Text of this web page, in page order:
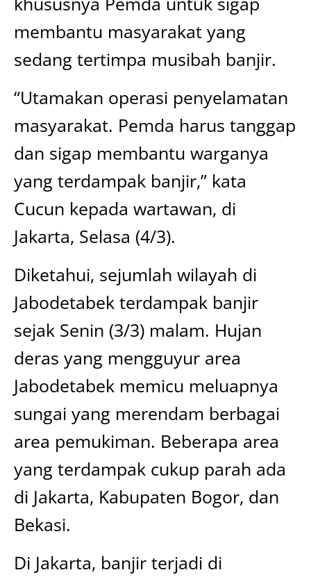
membantu masyarakat yang
sedang tertimpa musibah banjir.
“Utamakan operasi penyelamatan
masyarakat. Pemda harus tanggap
dan sigap membantu warganya
yang terdampak banjir,” kata
Cucun kepada wartawan, di
Jakarta, Selasa (4/3).
Diketahui, sejumlah wilayah di
Jabodetabek terdampak banjir
sejak Senin (3/3) malam. Hujan
deras yang mengguyur area
Jabodetabek memicu meluapnya
sungai yang merendam berbagai
area pemukiman. Beberapa area
yang terdampak cukup parah ada
di Jakarta, Kabupaten Bogor, dan
Bekasi.
Di Jakarta, banjir terjadi di